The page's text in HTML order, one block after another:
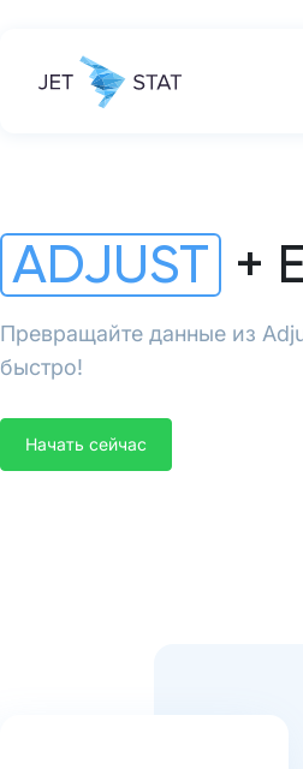
ADJUST +
Превращайте данные из
быстро!
Начать сейчас